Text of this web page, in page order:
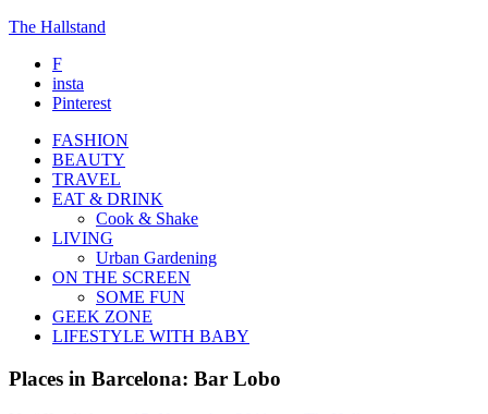
The Hallstand
F
insta
Pinterest
FASHION
BEAUTY
TRAVEL
EAT & DRINK
Cook & Shake
LIVING
Urban Gardening
ON THE SCREEN
SOME FUN
GEEK ZONE
LIFESTYLE WITH BABY
Places in Barcelona: Bar Lobo